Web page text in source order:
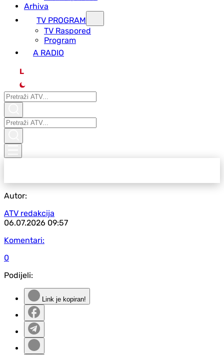
Arhiva
TV PROGRAM
ТV Raspored
Program
A RADIO
L
Autor:
ATV redakcija
06.07.2026 09:57
Komentari:
0
Podijeli:
Link je kopiran!